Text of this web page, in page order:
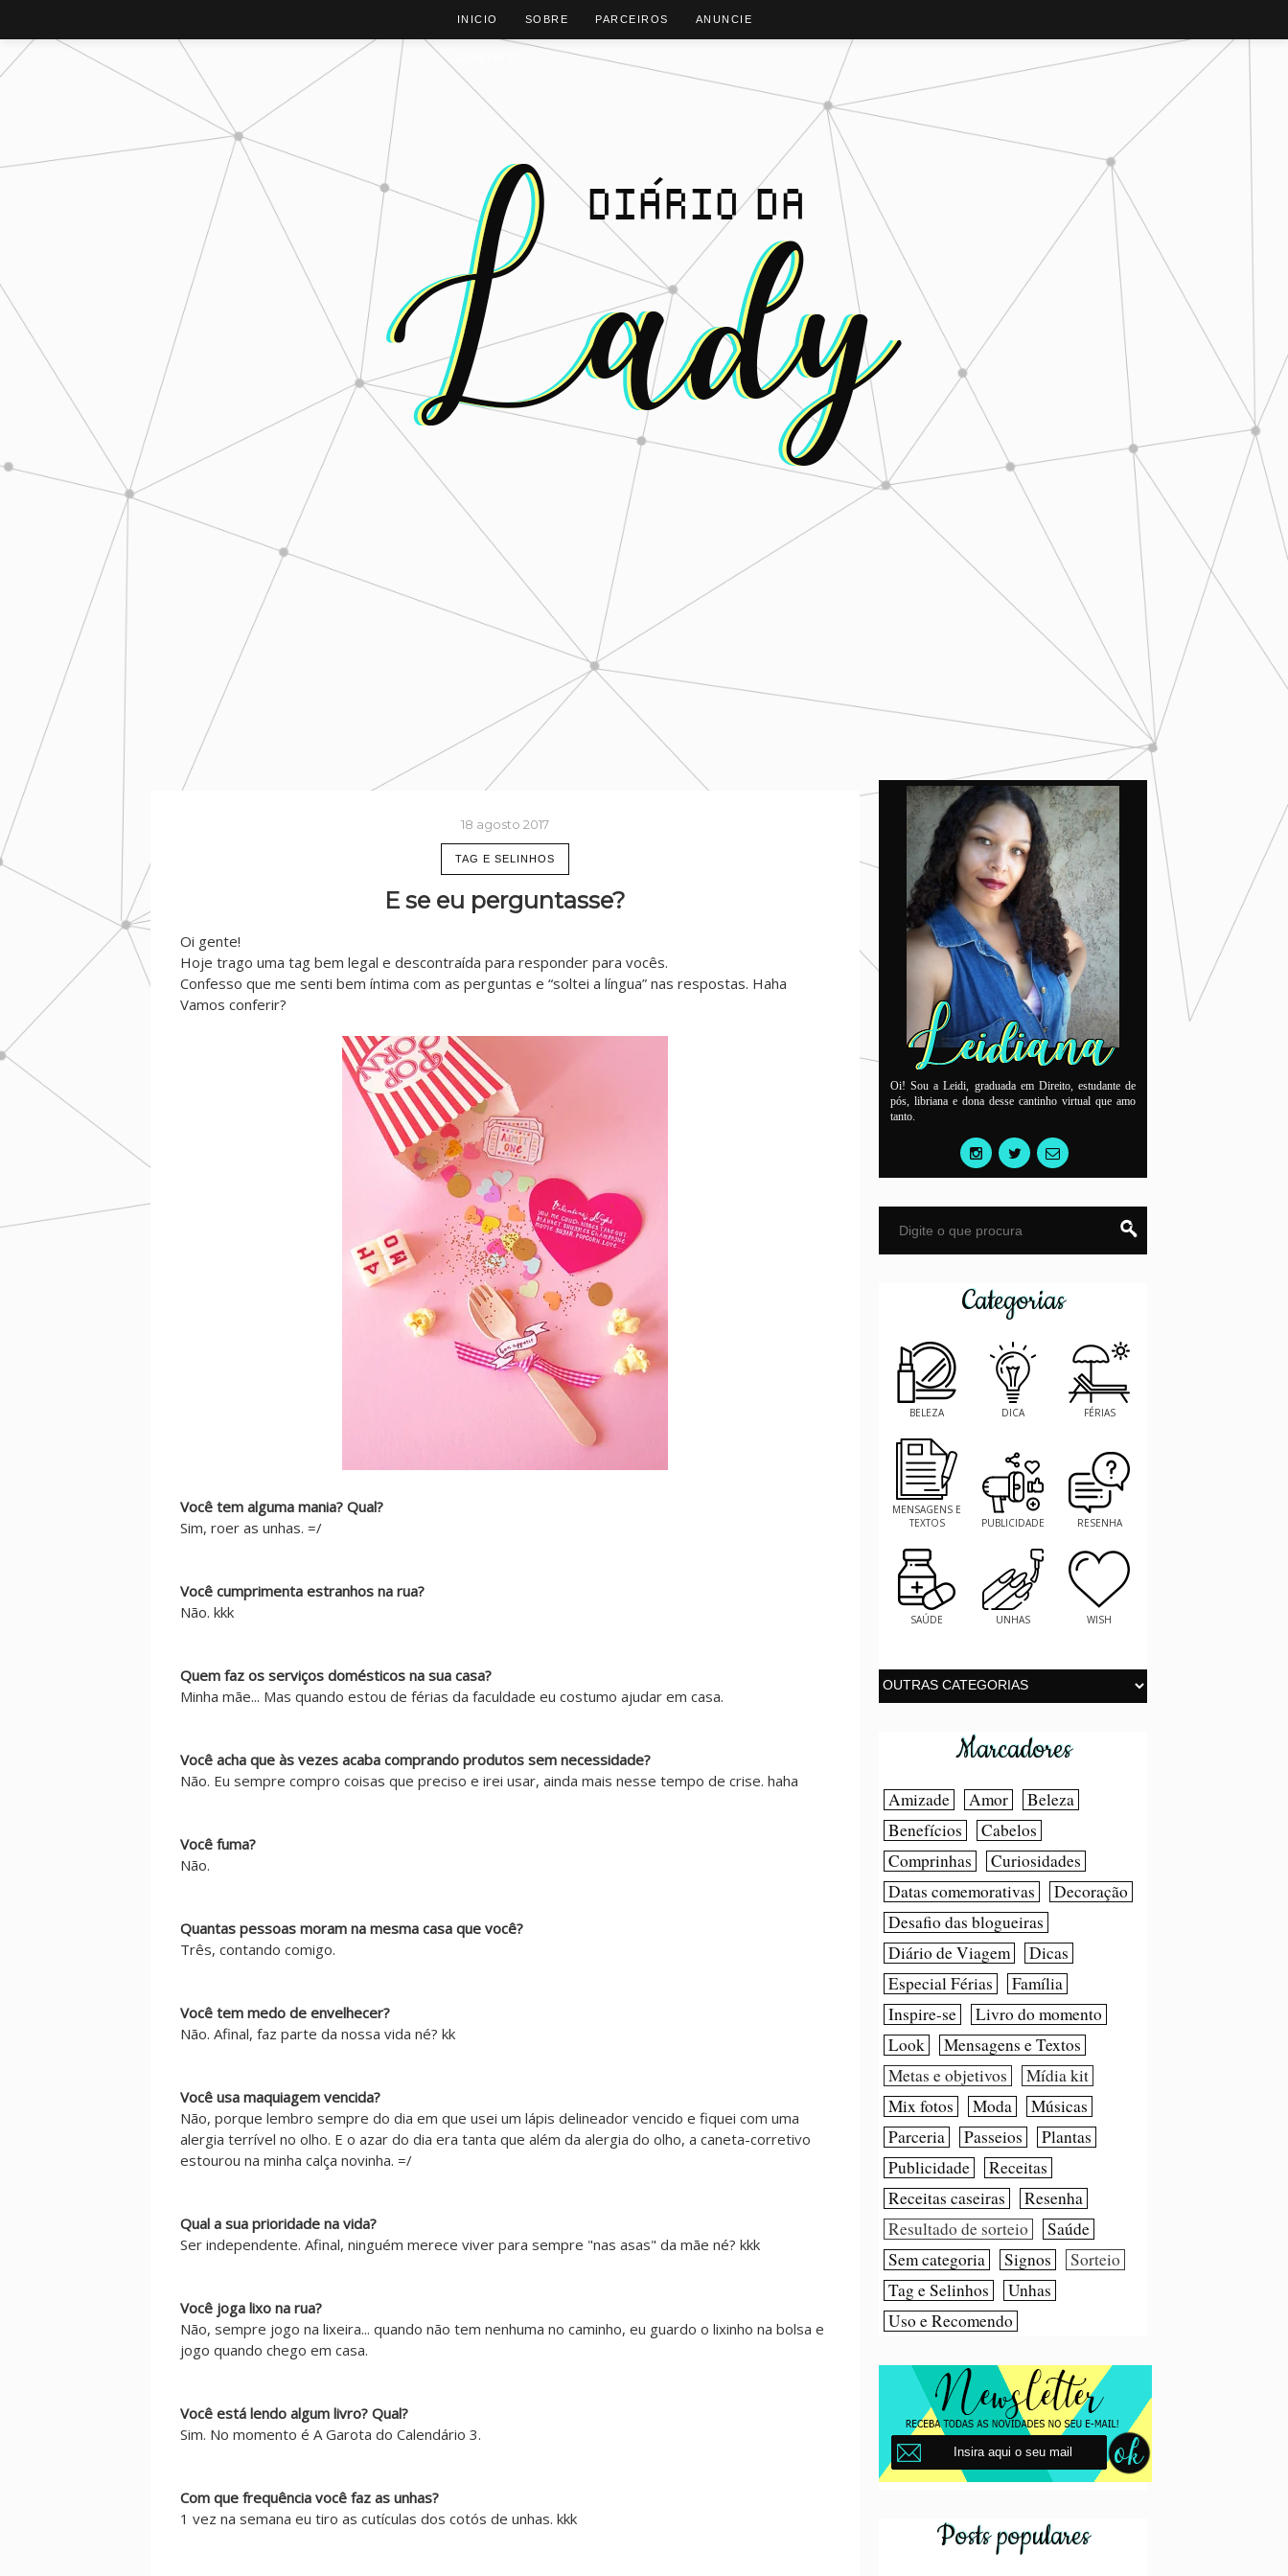
INICIO SOBRE PARCEIROS ANUNCIE
18 agosto 2017
TAG E SELINHOS
E se eu perguntasse?
Oi gente!
Hoje trago uma tag bem legal e descontraída para responder para vocês.
Confesso que me senti bem íntima com as perguntas e “soltei a língua” nas respostas. Haha
Vamos conferir?
Você tem alguma mania? Qual?
Sim, roer as unhas. =/
Você cumprimenta estranhos na rua?
Não. kkk
Quem faz os serviços domésticos na sua casa?
Minha mãe... Mas quando estou de férias da faculdade eu costumo ajudar em casa.
Você acha que às vezes acaba comprando produtos sem necessidade?
Não. Eu sempre compro coisas que preciso e irei usar, ainda mais nesse tempo de crise. haha
Você fuma?
Não.
Quantas pessoas moram na mesma casa que você?
Três, contando comigo.
Você tem medo de envelhecer?
Não. Afinal, faz parte da nossa vida né? kk
Você usa maquiagem vencida?
Não, porque lembro sempre do dia em que usei um lápis delineador vencido e fiquei com uma
alergia terrível no olho. E o azar do dia era tanta que além da alergia do olho, a caneta-corretivo
estourou na minha calça novinha. =/
Qual a sua prioridade na vida?
Ser independente. Afinal, ninguém merece viver para sempre "nas asas" da mãe né? kkk
Você joga lixo na rua?
Não, sempre jogo na lixeira... quando não tem nenhuma no caminho, eu guardo o lixinho na bolsa e
jogo quando chego em casa.
Você está lendo algum livro? Qual?
Sim. No momento é A Garota do Calendário 3.
Com que frequência você faz as unhas?
1 vez na semana eu tiro as cutículas dos cotós de unhas. kkk
Oi! Sou a Leidi, graduada em Direito, estudante de
pós, libriana e dona desse cantinho virtual que amo
tanto.
Categorias
BELEZA DICA FÉRIAS
MENSAGENS E
TEXTOS
PUBLICIDADE RESENHA
SAÚDE UNHAS WISH
Marcadores
Amizade Amor
Beleza
Benefícios
Cabelos
Comprinhas
Curiosidades
Datas comemorativas
Decoração
Desafio das blogueiras
Diário de Viagem
Dicas
Especial Férias
Família
Inspire-se
Livro do momento
Look
Mensagens e Textos
Metas e objetivos
Mídia kit
Mix fotos
Moda
Músicas
Parceria
Passeios
Plantas
Publicidade
Receitas
Receitas caseiras
Resenha
Resultado de sorteio
Saúde
Sem categoria
Signos
Sorteio
Tag e Selinhos
Unhas
Uso e Recomendo
Posts populares